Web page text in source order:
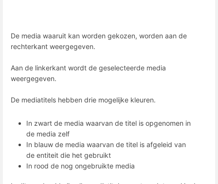
De media waaruit kan worden gekozen, worden aan de
rechterkant weergegeven.
Aan de linkerkant wordt de geselecteerde media
weergegeven.
De mediatitels hebben drie mogelijke kleuren.
In zwart de media waarvan de titel is opgenomen in
de media zelf
In blauw de media waarvan de titel is afgeleid van
de entiteit die het gebruikt
In rood de nog ongebruikte media